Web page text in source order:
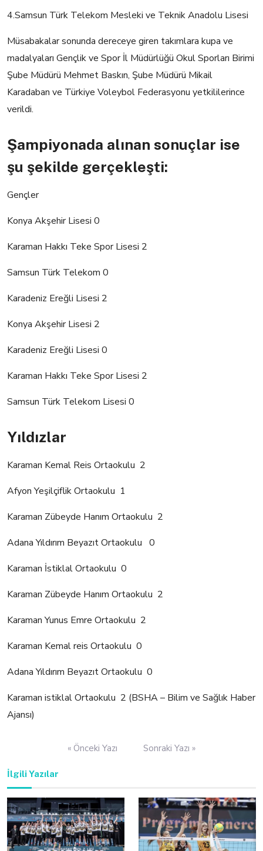
4.Samsun Türk Telekom Mesleki ve Teknik Anadolu Lisesi
Müsabakalar sonunda dereceye giren takımlara kupa ve
madalyaları Gençlik ve Spor İl Müdürlüğü Okul Sporları Birimi
Şube Müdürü Mehmet Baskın, Şube Müdürü Mikail
Karadaban ve Türkiye Voleybol Federasyonu yetkililerince
verildi.
Şampiyonada alınan sonuçlar ise
şu şekilde gerçekleşti:
Gençler
Konya Akşehir Lisesi 0
Karaman Hakkı Teke Spor Lisesi 2
Samsun Türk Telekom 0
Karadeniz Ereğli Lisesi 2
Konya Akşehir Lisesi 2
Karadeniz Ereğli Lisesi 0
Karaman Hakkı Teke Spor Lisesi 2
Samsun Türk Telekom Lisesi 0
Yıldızlar
Karaman Kemal Reis Ortaokulu 2
Afyon Yeşilçiflik Ortaokulu 1
Karaman Zübeyde Hanım Ortaokulu 2
Adana Yıldırım Beyazıt Ortaokulu 0
Karaman İstiklal Ortaokulu 0
Karaman Zübeyde Hanım Ortaokulu 2
Karaman Yunus Emre Ortaokulu 2
Karaman Kemal reis Ortaokulu 0
Adana Yıldırım Beyazıt Ortaokulu 0
Karaman istiklal Ortaokulu 2 (BSHA – Bilim ve Sağlık Haber
Ajansı)
« Önceki Yazı Sonraki Yazı »
İlgili Yazılar